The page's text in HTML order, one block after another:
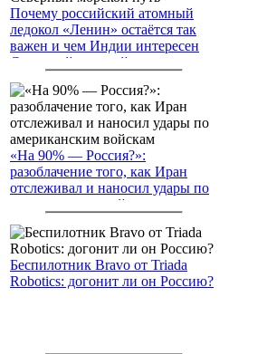
Почему российский атомный
ледокол «Ленин» остаётся так
важен и чем Индии интересен
Северный морской путь
«На 90% — Россия?»:
разоблачение того, как Иран
отслеживал и наносил удары по
американским войскам
Беспилотник Bravo от Triada
Robotics: догонит ли он Россию?